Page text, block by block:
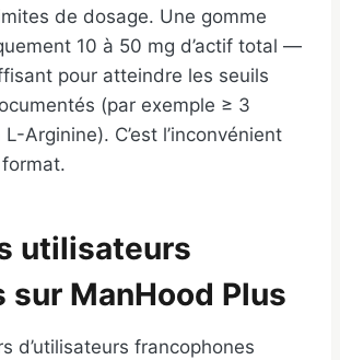
de dosage. Une gomme
10 à 50 mg d’actif total —
pour atteindre les seuils
(par exemple ≥ 3
Arginine). C’est l’inconvénient
utilisateurs
sur ManHood Plus
d’utilisateurs francophones